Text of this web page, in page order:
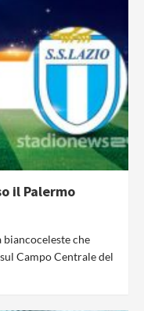
il Palermo
che
Campo Centrale del